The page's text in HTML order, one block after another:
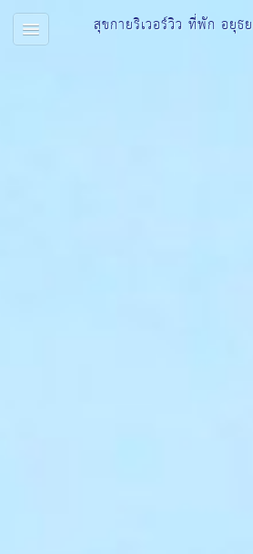
สุขกายริเวอร์วิว ที่พัก อยุธ